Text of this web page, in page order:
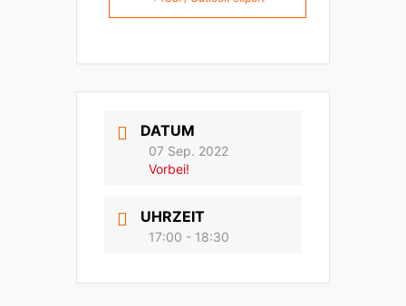
DATUM
07 Sep. 2022
Vorbei!
UHRZEIT
17:00 - 18:30